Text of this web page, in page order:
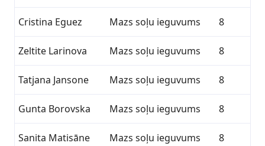
Cristina Eguez Mazs soļu ieguvums 8
Zeltite Larinova Mazs soļu ieguvums 8
Tatjana Jansone Mazs soļu ieguvums 8
Gunta Borovska Mazs soļu ieguvums 8
Sanita Matisāne Mazs soļu ieguvums 8